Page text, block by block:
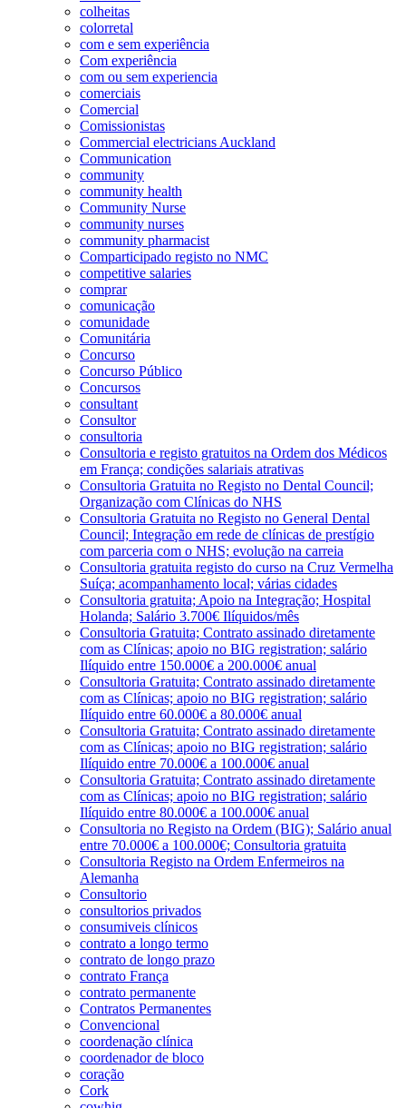
colheitas
colorretal
com e sem experiência
Com experiência
com ou sem experiencia
comerciais
Comercial
Comissionistas
Commercial electricians Auckland
Communication
community
community health
Community Nurse
community nurses
community pharmacist
Comparticipado registo no NMC
competitive salaries
comprar
comunicação
comunidade
Comunitária
Concurso
Concurso Público
Concursos
consultant
Consultor
consultoria
Consultoria e registo gratuitos na Ordem dos Médicos
em França; condições salariais atrativas
Consultoria Gratuita no Registo no Dental Council;
Organização com Clínicas do NHS
Consultoria Gratuita no Registo no General Dental
Council; Integração em rede de clínicas de prestígio
com parceria com o NHS; evolução na carreia
Consultoria gratuita registo do curso na Cruz Vermelha
Suíça; acompanhamento local; várias cidades
Consultoria gratuita; Apoio na Integração; Hospital
Holanda; Salário 3.700€ Ilíquidos/mês
Consultoria Gratuita; Contrato assinado diretamente
com as Clínicas; apoio no BIG registration; salário
Ilíquido entre 150.000€ a 200.000€ anual
Consultoria Gratuita; Contrato assinado diretamente
com as Clínicas; apoio no BIG registration; salário
Ilíquido entre 60.000€ a 80.000€ anual
Consultoria Gratuita; Contrato assinado diretamente
com as Clínicas; apoio no BIG registration; salário
Ilíquido entre 70.000€ a 100.000€ anual
Consultoria Gratuita; Contrato assinado diretamente
com as Clínicas; apoio no BIG registration; salário
Ilíquido entre 80.000€ a 100.000€ anual
Consultoria no Registo na Ordem (BIG); Salário anual
entre 70.000€ a 100.000€; Consultoria gratuita
Consultoria Registo na Ordem Enfermeiros na
Alemanha
Consultorio
consultorios privados
consumiveis clínicos
contrato a longo termo
contrato de longo prazo
contrato França
contrato permanente
Contratos Permanentes
Convencional
coordenação clínica
coordenador de bloco
coração
Cork